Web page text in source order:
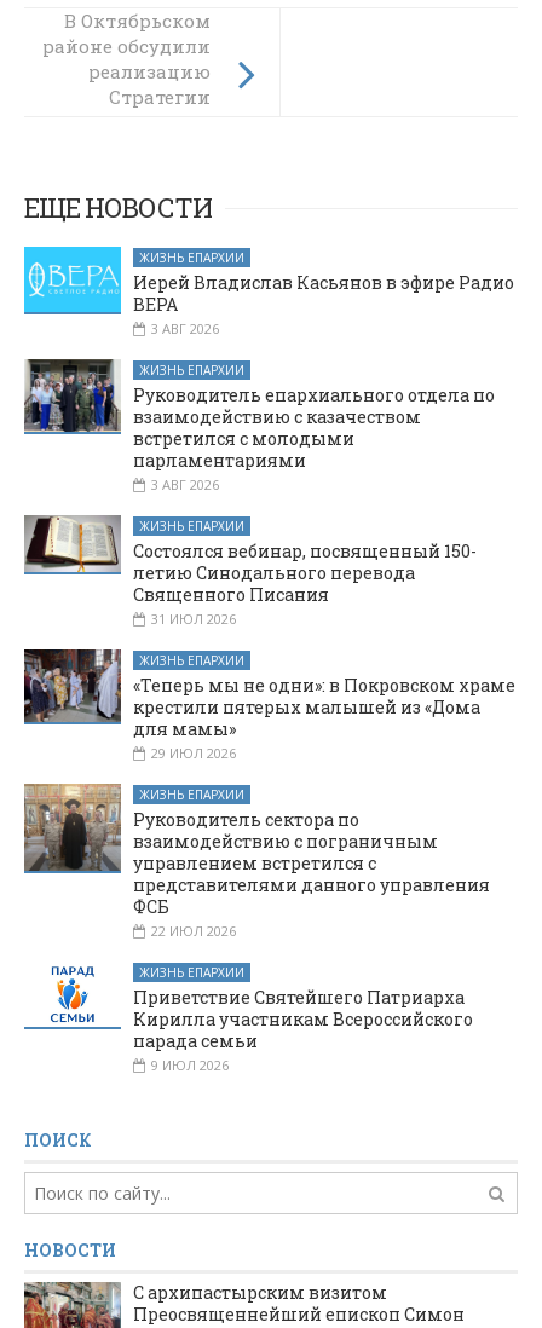
В Сулинском
благочинии
прошла духовно-
просветительская
В Октябрьском
районе обсудили
реализацию
Стратегии
ЕЩЕ НОВОСТИ
ЖИЗНЬ ЕПАРХИИ
Иерей Владислав Касьянов в эфире Радио
ВЕРА
3 АВГ 2026
ЖИЗНЬ ЕПАРХИИ
Руководитель епархиального отдела по
взаимодействию с казачеством
встретился с молодыми
парламентариями
3 АВГ 2026
ЖИЗНЬ ЕПАРХИИ
Состоялся вебинар, посвященный 150-
летию Синодального перевода
Священного Писания
31 ИЮЛ 2026
ЖИЗНЬ ЕПАРХИИ
«Теперь мы не одни»: в Покровском храме
крестили пятерых малышей из «Дома
для мамы»
29 ИЮЛ 2026
ЖИЗНЬ ЕПАРХИИ
Руководитель сектора по
взаимодействию с пограничным
управлением встретился с
представителями данного управления
ФСБ
22 ИЮЛ 2026
ЖИЗНЬ ЕПАРХИИ
Приветствие Святейшего Патриарха
Кирилла участникам Всероссийского
парада семьи
9 ИЮЛ 2026
ПОИСК
НОВОСТИ
С архипастырским визитом
Преосвященнейший епископ Симон